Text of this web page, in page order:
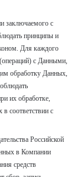
заключаемого с
принципы и
Для каждого
(операций) с Данными,
обработку Данных,
их обработке,
соответствии с
Российской
в Компании
средств